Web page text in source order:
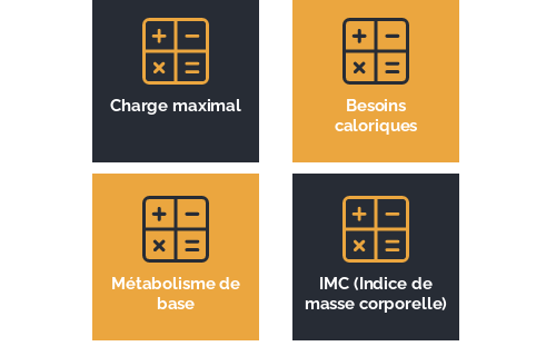
Charge maximal
Besoins
caloriques
Métabolisme de
base
IMC (Indice de
masse corporelle)